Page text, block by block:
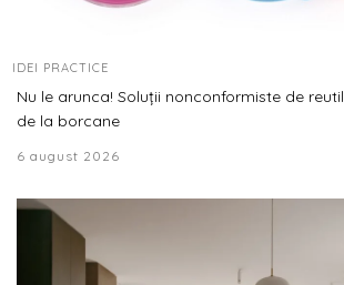
IDEI PRACTICE
Nu le arunca! Soluții nonconformiste de
de la borcane
6 august 2026